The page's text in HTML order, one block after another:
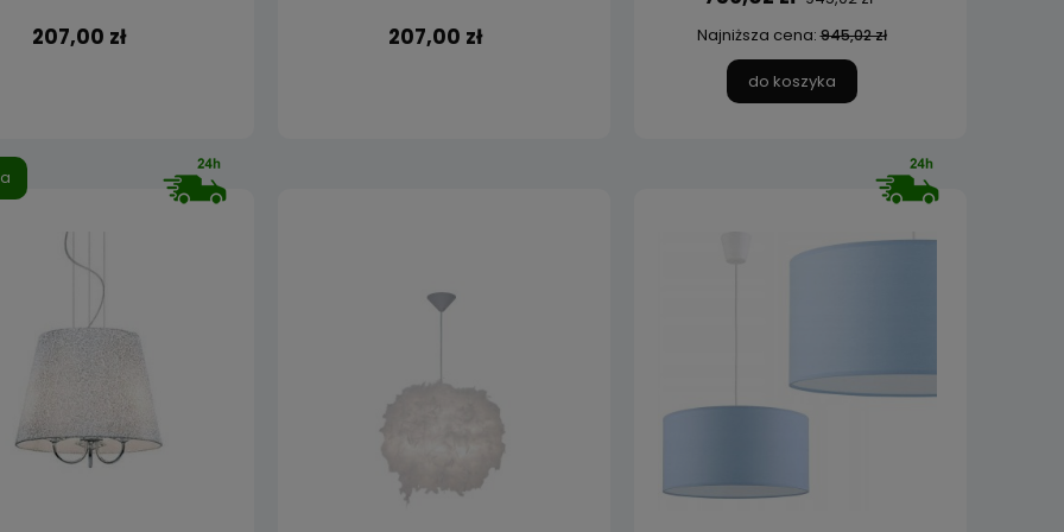
207,00 zł 207,00 zł
Najniższa cena:945,02 zł
do koszyka